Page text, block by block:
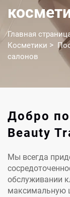
Главная
Косметики >
салонов
Добро
Beauty
Мы всегда
обслуживании
максимальную